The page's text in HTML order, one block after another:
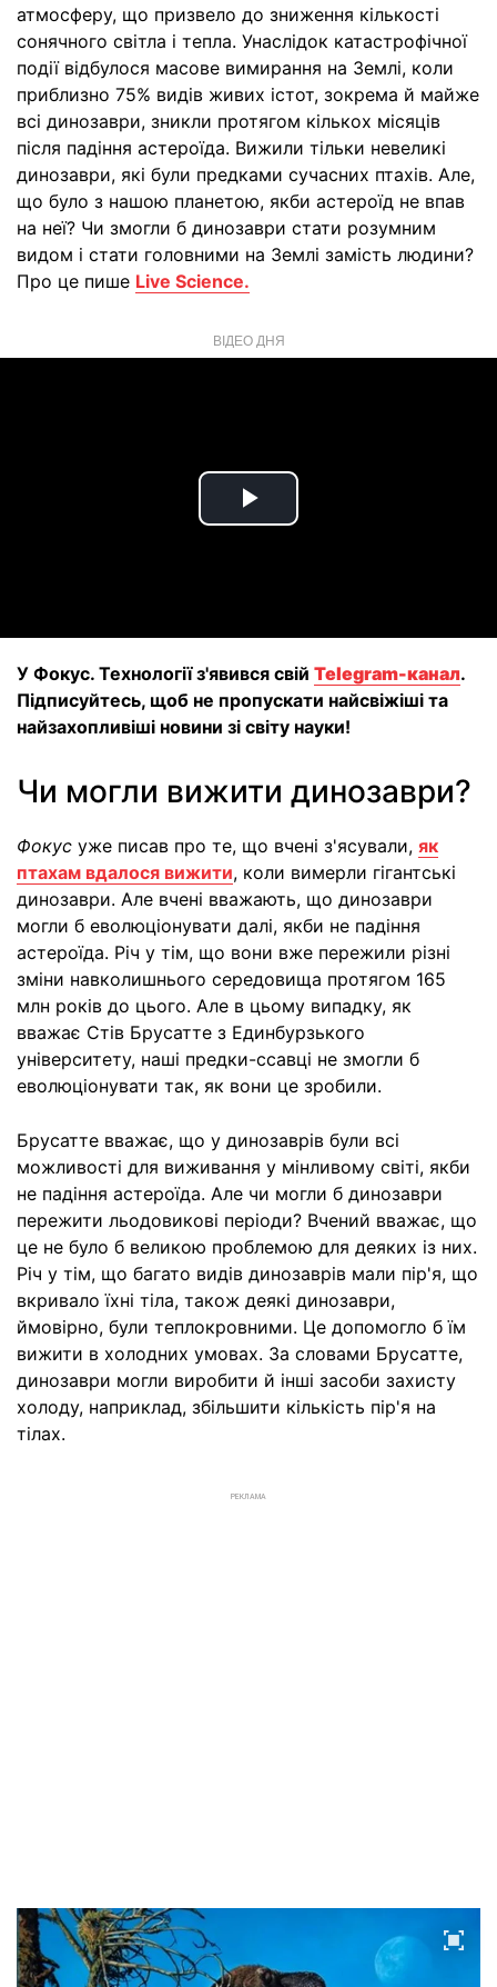
атмосферу, що призвело до зниження кількості
сонячного світла і тепла. Унаслідок катастрофічної
події відбулося масове вимирання на Землі, коли
приблизно 75% видів живих істот, зокрема й майже
всі динозаври, зникли протягом кількох місяців
після падіння астероїда. Вижили тільки невеликі
динозаври, які були предками сучасних птахів. Але,
що було з нашою планетою, якби астероїд не впав
на неї? Чи змогли б динозаври стати розумним
видом і стати головними на Землі замість людини?
Про це пише Live Science.
ВІДЕО ДНЯ
Play
У Фокус. Технології з'явився свій Telegram-канал.
Підписуйтесь, щоб не пропускати найсвіжіші та
найзахопливіші новини зі світу науки!
Чи могли вижити динозаври?
Фокус уже писав про те, що вчені з'ясували, як
птахам вдалося вижити, коли вимерли гігантські
динозаври. Але вчені вважають, що динозаври
могли б еволюціонувати далі, якби не падіння
астероїда. Річ у тім, що вони вже пережили різні
зміни навколишнього середовища протягом 165
млн років до цього. Але в цьому випадку, як
вважає Стів Брусатте з Единбурзького
університету, наші предки-ссавці не змогли б
еволюціонувати так, як вони це зробили.
Брусатте вважає, що у динозаврів були всі
можливості для виживання у мінливому світі, якби
не падіння астероїда. Але чи могли б динозаври
пережити льодовикові періоди? Вчений вважає, що
це не було б великою проблемою для деяких із них.
Річ у тім, що багато видів динозаврів мали пір'я, що
вкривало їхні тіла, також деякі динозаври,
ймовірно, були теплокровними. Це допомогло б їм
вижити в холодних умовах. За словами Брусатте,
динозаври могли виробити й інші засоби захисту
холоду, наприклад, збільшити кількість пір'я на
тілах.
РЕКЛАМА